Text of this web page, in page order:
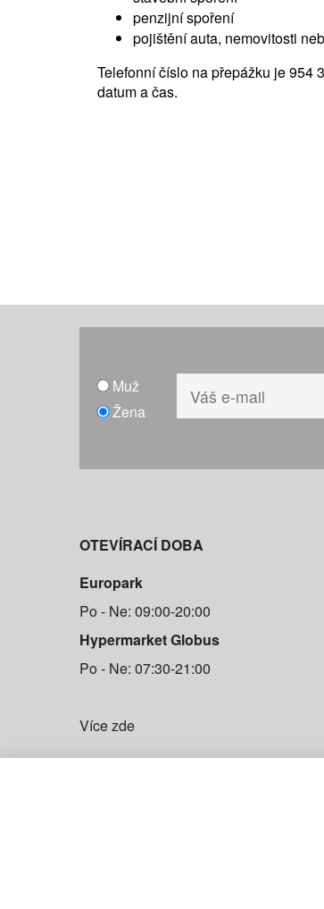
penzijní spoření
pojištění auta, nemovitosti
Telefonní číslo na přepážku je 954
datum a čas.
Muž
Žena
OTEVÍRACÍ DOBA
Europark
Po - Ne: 09:00-20:00
Hypermarket Globus
Po - Ne: 07:30-21:00
Více zde